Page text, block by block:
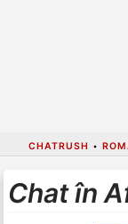
CHATRUSH •
Chat în